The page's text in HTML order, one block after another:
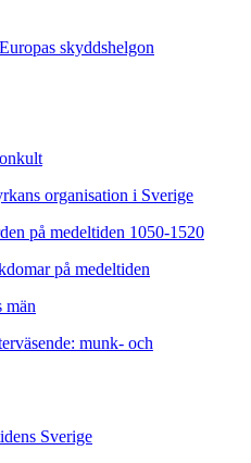
skyddshelgon
organisation i Sverige
på medeltiden 1050-1520
på medeltiden
män
munk- och
Sverige